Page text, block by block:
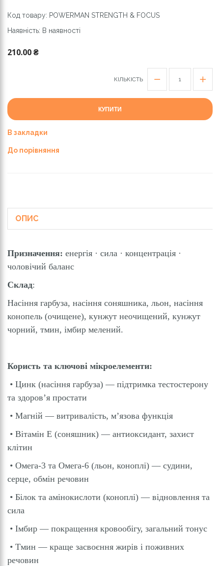
Код товару: POWERMAN STRENGTH & FOCUS
Наявність: В наявності
210.00 ₴
КІЛЬКІСТЬ
КУПИТИ
В закладки
До порівняння
ОПИС
Призначення: енергія · сила · концентрація ·
чоловічий баланc
Склад:
Насіння гарбуза, насіння соняшника, льон, насіння
конопель (очищене), кунжут неочищений, кунжут
чорний, тмин, імбир мелений.
Користь та ключові мікроелементи:
• Цинк (насіння гарбуза) — підтримка тестостерону
та здоров’я простати
• Магній — витривалість, м’язова функція
• Вітамін E (соняшник) — антиоксидант, захист
клітин
• Омега-3 та Омега-6 (льон, коноплі) — судини,
серце, обмін речовин
• Білок та амінокислоти (коноплі) — відновлення та
сила
• Імбир — покращення кровообігу, загальний тонус
• Тмин — краще засвоєння жирів і поживних
речовин